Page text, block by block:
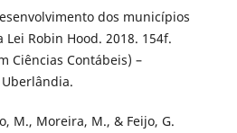
dos municípios
Robin Hood. 2018. 154f.
Ciências Contábeis) –
M., Moreira, M., & Feijo, G.